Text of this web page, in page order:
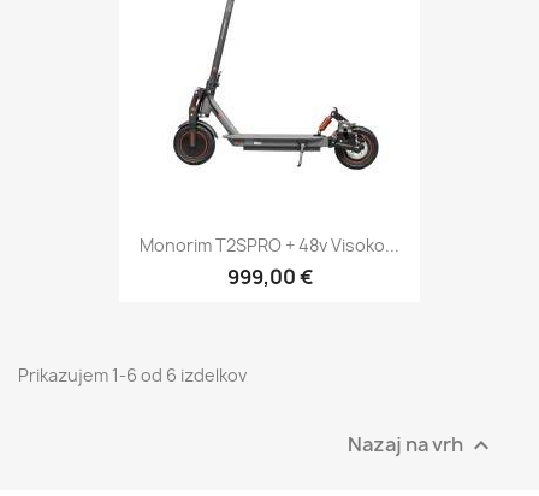
Monorim T2SPRO + 48v Visoko...
999,00 €
Prikazujem 1-6 od 6 izdelkov
Nazaj na vrh 